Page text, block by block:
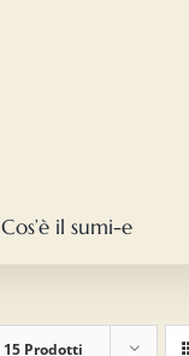
Cos’è il sumi-e
15 Prodotti